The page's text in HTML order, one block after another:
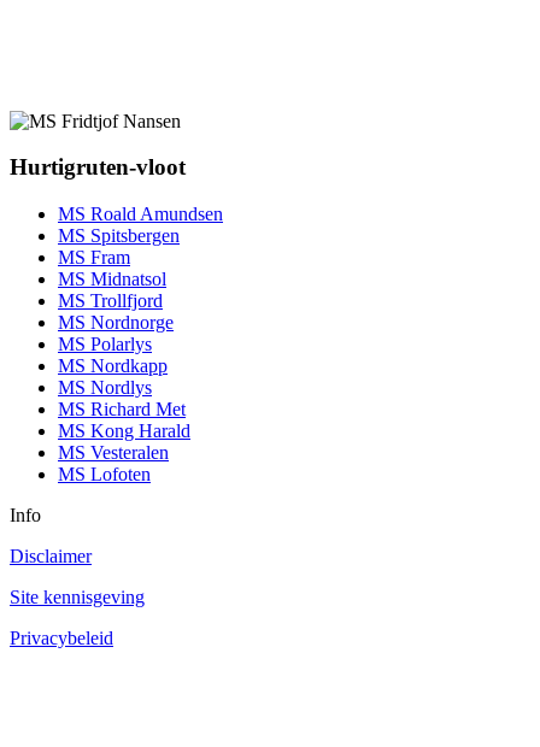
Hurtigruten-vloot
MS Roald Amundsen
MS Spitsbergen
MS Fram
MS Midnatsol
MS Trollfjord
MS Nordnorge
MS Polarlys
MS Nordkapp
MS Nordlys
MS Richard Met
MS Kong Harald
MS Vesteralen
MS Lofoten
Info
Disclaimer
Site kennisgeving
Privacybeleid